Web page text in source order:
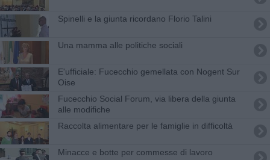
Spinelli e la giunta ricordano Florio Talini
Una mamma alle politiche sociali
E'ufficiale: Fucecchio gemellata con Nogent Sur
Oise
Fucecchio Social Forum, via libera della giunta
alle modifiche
Raccolta alimentare per le famiglie in difficoltà
Minacce e botte per commesse di lavoro